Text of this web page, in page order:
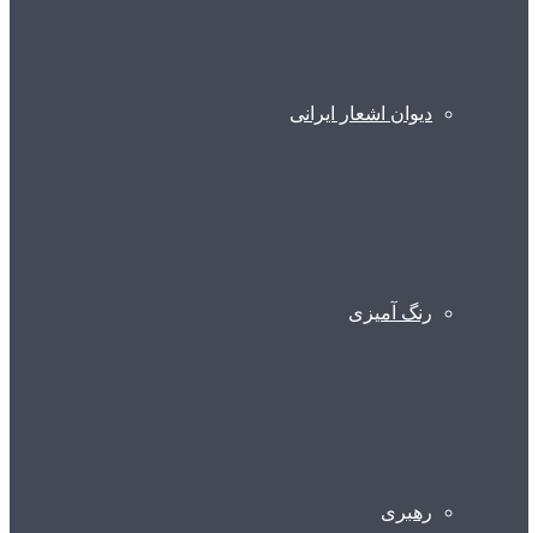
دیوان اشعار ایرانی
رنگ آمیزی
رهبری